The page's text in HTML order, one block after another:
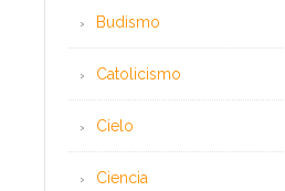
Budismo
Catolicismo
Cielo
Ciencia